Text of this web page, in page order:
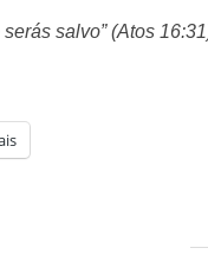
salvo” (Atos